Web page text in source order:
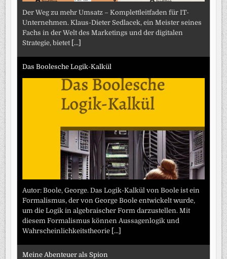
Der Weg zu mehr Umsatz – Komplettleitfaden für IT-
Unternehmen. Klaus-Dieter Sedlacek, ein Meister seines
Fachs in der Welt des Marketings und der digitalen
Strategie, bietet [...]
Das Boolesche Logik-Kalkül
Autor: Boole, George. Das Logik-Kalkül von Boole ist ein
Formalismus, der von George Boole entwickelt wurde,
um die Logik in algebraischer Form darzustellen. Mit
diesem Formalismus können Aussagenlogik und
Wahrscheinlichkeitstheorie [...]
Meine Abenteuer als Spion